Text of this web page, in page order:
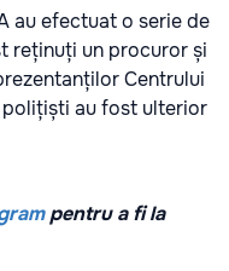
au efectuat o serie de
reținuți un procuror și
Centrului
au fost ulterior
pentru a fi la